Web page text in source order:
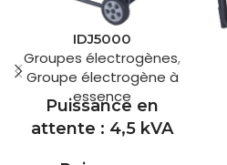
IDJ5000
Groupes électrogènes,
Groupe électrogène à
essence
Puissance en
attente : 4,5 kVA